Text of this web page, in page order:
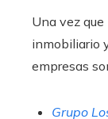
Una vez
inmobiliario
empresas
Grupo